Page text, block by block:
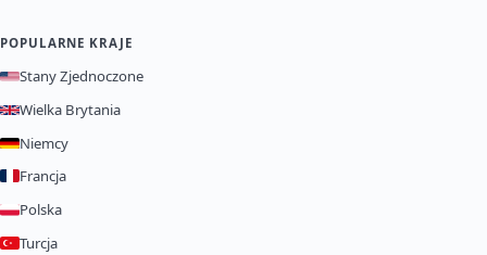
POPULARNE KRAJE
Stany Zjednoczone
Wielka Brytania
Niemcy
Francja
Polska
Turcja